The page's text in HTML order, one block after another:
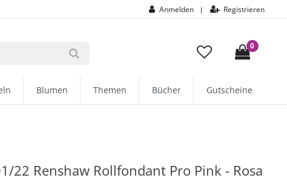
Anmelden | Registrieren
0
Blumen Themen Bücher Gutscheine
22 Renshaw Rollfondant Pro Pink - Rosa